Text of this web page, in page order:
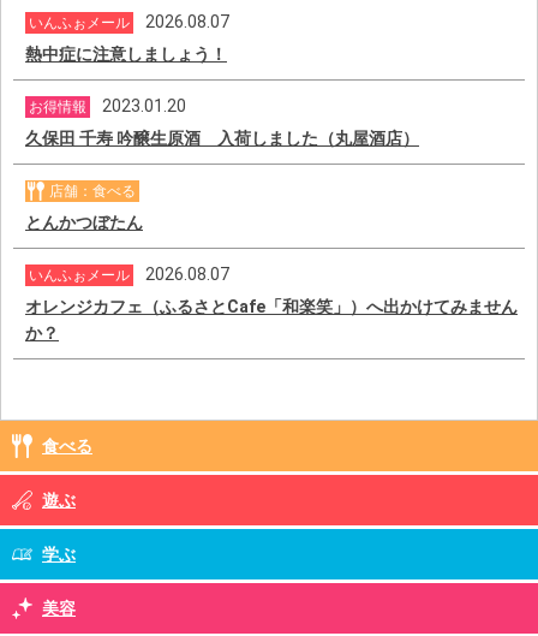
いんふぉメール
2026.08.07
熱中症に注意しましょう！
お得情報
2023.01.20
久保田 千寿 吟醸生原酒 入荷しました（丸屋酒店）
店舗：食べる
とんかつぼたん
いんふぉメール
2026.08.07
オレンジカフェ（ふるさとCafe「和楽笑」）へ出かけてみません
か？
食べる
遊ぶ
学ぶ
美容